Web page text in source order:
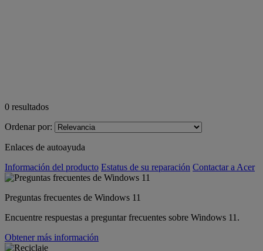
0 resultados
Ordenar por:
Enlaces de autoayuda
Información del producto Estatus de su reparación Contactar a Acer
Preguntas frecuentes de Windows 11
Encuentre respuestas a preguntar frecuentes sobre Windows 11.
Obtener más información